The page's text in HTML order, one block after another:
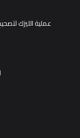
عملية الليزك